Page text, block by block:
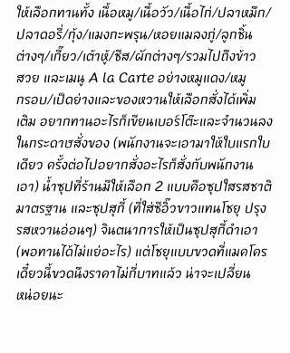
ให้เลือกทานทั้ง เนื้อหมู/เนื้อวัว/เนื้อไก่/ปลาหมึก/
ปลาดอรี่/กุ้ง/แมงกะพรุน/หอยแมลงภู่/ลูกชิ้น
ต่างๆ/เกี๊ยว/เต้าหู้/ชีส/ผักต่างๆ/รวมไปถึงข้าว
สวย และเมนู A la Carte อย่างหมูแดง/หมู
กรอบ/เป็ดย่างและของหวานให้เลือกสั่งได้เพิ่ม
เติม อยากทานอะไรก็เขียนเบอร์โต๊ะและจำนวนลง
ในกระดาษสั่งของ (พนักงานจะเอามาให้ใบแรกใบ
เดียว ครั้งต่อไปอยากสั่งอะไรก็สั่งกับพนักงาน
เอา) น้ำซุปที่ร้านมีให้เลือก 2 แบบคือซุปใสรสชาติ
มาตรฐาน และซุปสุกี้ (ที่ใส่ซีอิ๊วขาวแทนโชยุ ปรุง
รสหวานอ่อนๆ) จินตนาการให้เป็นซุปสุกี้ดำเอา
(พอทานได้ไม่แย่อะไร) แต่โชยุแบบขวดที่แมคโคร
เดี๋ยวนี้ขวดนึงราคาไม่กี่บาทแล้ว น่าจะเปลี่ยน
หน่อยนะ